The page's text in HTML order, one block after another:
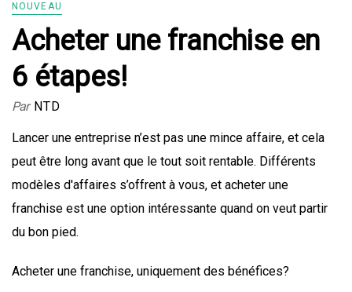
NOUVEAU
Acheter une franchise en
6 étapes!
Par NTD
Lancer une entreprise n’est pas une mince affaire, et cela
peut être long avant que le tout soit rentable. Différents
modèles d'affaires s’offrent à vous, et acheter une
franchise est une option intéressante quand on veut partir
du bon pied.
Acheter une franchise, uniquement des bénéfices?